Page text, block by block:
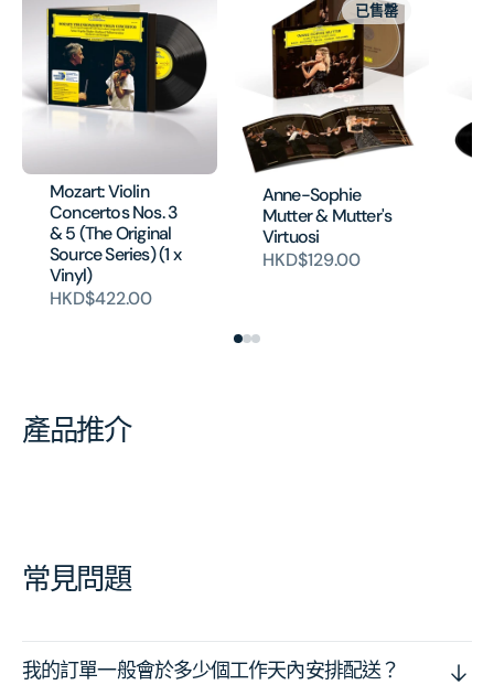
Mozart: Violin
Concertos Nos. 3
& 5 (The Original
Source Series) (1 x
Vinyl)
HKD$422.00
Anne-Sophie
Mutter & Mutter's
Virtuosi
HKD$129.00
已售罄
產品推介
常見問題
我的訂單一般會於多少個工作天內安排配送？